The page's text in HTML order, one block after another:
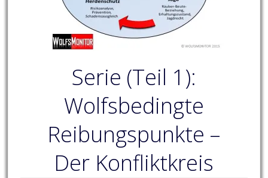
Serie (Teil 1):
Wolfsbedingte
Reibungspunkte –
Der Konfliktkreis